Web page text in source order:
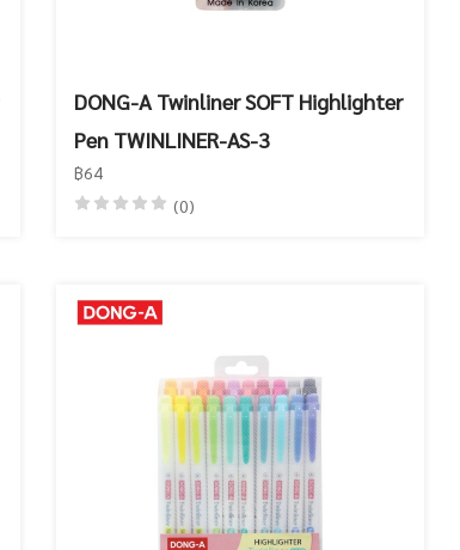
DONG-A Twinliner SOFT Highlighter
Pen TWINLINER-AS-3
฿64
(0)